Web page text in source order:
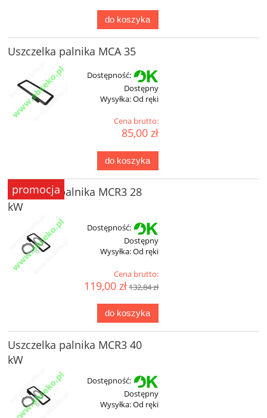
do koszyka
Uszczelka palnika MCA 35
Dostępność:
Dostępny
Wysyłka:Od ręki
Cena brutto:
85,00 zł
do koszyka
Uszczelka palnika MCR3 28
kW
Dostępność:
Dostępny
Wysyłka:Od ręki
Cena brutto:
119,00 zł132,84 zł
do koszyka
promocja
Uszczelka palnika MCR3 40
kW
Dostępność:
Dostępny
Wysyłka:Od ręki